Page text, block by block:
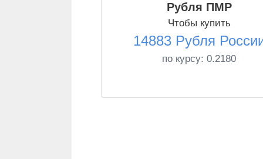
Рубля ПМР
Чтобы купить
14883 Рубля
по курсу: 0.2180